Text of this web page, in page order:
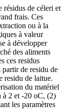
résidus de céleri et
frais. Ces
ou à la
à valeur
à développer
des aliments
ces residus
de residu de
residu de laitue.
du matériel
à 2 et -20 oC, (2)
les paramètres